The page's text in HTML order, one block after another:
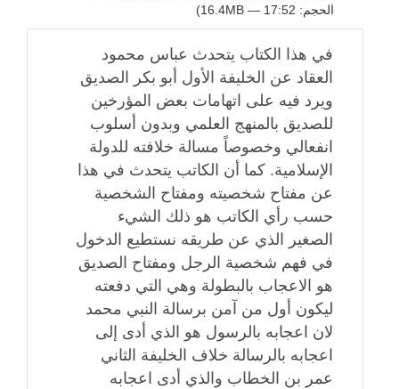
الحجم: 17:52 — 16.4MB)
في هذا الكتاب يتحدث عباس محمود
العقاد عن الخليفة الأول أبو بكر الصديق
ويرد فيه على اتهامات بعض المؤرخين
للصديق بالمنهج العلمي وبدون أسلوب
انفعالي وخصوصاً مسالة خلافته للدولة
الإسلامية. كما أن الكاتب يتحدث في هذا
عن مفتاح شخصيته ومفتاح الشخصية
حسب رأي الكاتب هو ذلك الشيء
الصغير الذي عن طريقه نستطيع الدخول
في فهم شخصية الرجل ومفتاح الصديق
هو الاعجاب بالبطولة وهي التي دفعته
ليكون أول من آمن برسالة النبي محمد
لان اعجابه بالرسول هو الذي أدى إلى
اعجابه بالرسالة خلاف الخليفة الثاني
عمر بن الخطاب والذي أدى اعجابه